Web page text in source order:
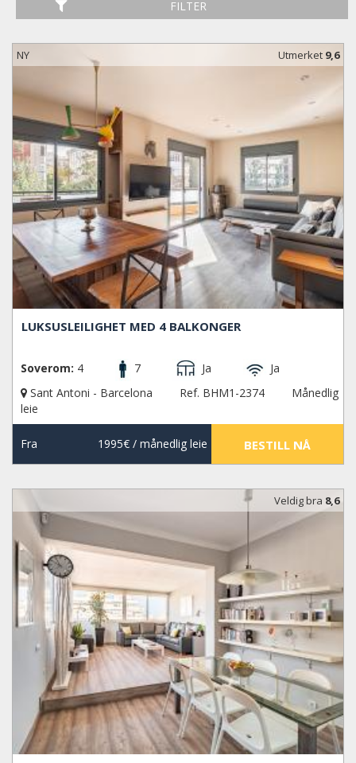
FILTER
NY Utmerket 9,6
LUKSUSLEILIGHET MED 4 BALKONGER
Soverom: 4 7 Ja
Ja
Sant Antoni - Barcelona
Ref. BHM1-2374
Månedlig
leie
Fra 1995€/ månedlig leie BESTILL NÅ
Veldig bra 8,6